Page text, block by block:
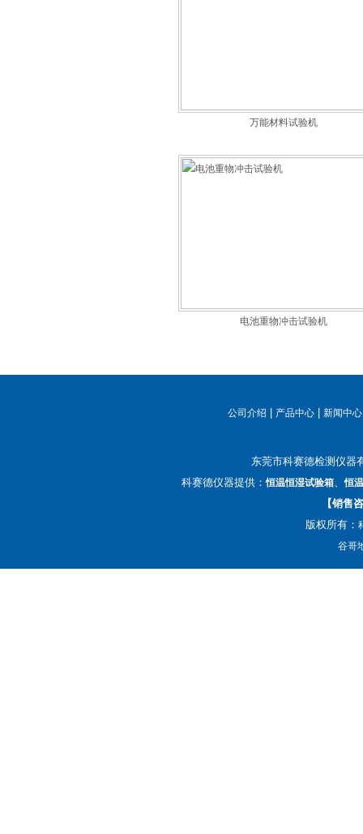
万能材料试验机
电池重物冲击试验机
公司介绍 | 产品中心 |新闻中心
东莞市科赛德检测仪
科赛德仪器提供：恒温恒湿试验箱 、恒
【销售
版权所有：
谷哥